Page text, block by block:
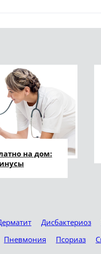
на дом:
Дисбактериоз
Пневмония Псориаз